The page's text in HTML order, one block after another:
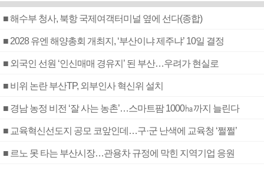
■ 해수부 청사, 북항 국제여객터미널 옆에 선다(종합)
■ 2028 유엔 해양총회 개최지, ‘부산이냐 제주냐’ 10일 결정
■ 외국인 선원 ‘인신매매 경유지’ 된 부산…우려가 현실로
■ 비위 논란 부산TP, 외부인사 혁신위 설치
■ 경남 농정 비전 ‘잘 사는 농촌’…스마트팜 1000㏊까지 늘린다
■ 교육혁신선도지 공모 코앞인데…구·군 난색에 교육청 ‘쩔쩔’
■ 르노 못 타는 부산시장…관용차 규정에 막힌 지역기업 응원